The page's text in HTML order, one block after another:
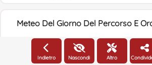
Meteo Del Giorno Del Percorso E
06:00
Indietro Nascondi Altro